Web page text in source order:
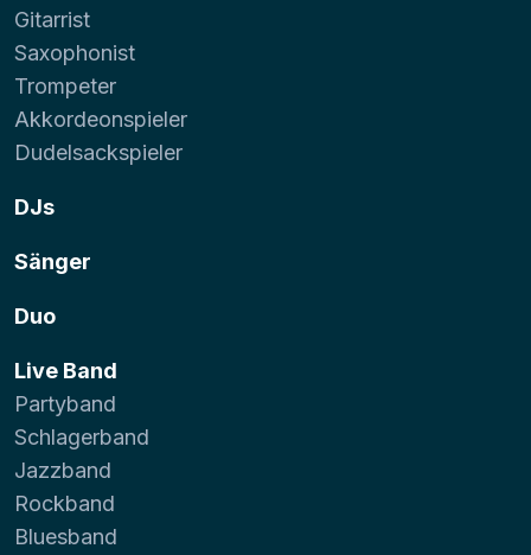
Gitarrist
Saxophonist
Trompeter
Akkordeonspieler
Dudelsackspieler
DJs
Sänger
Duo
Live Band
Partyband
Schlagerband
Jazzband
Rockband
Bluesband